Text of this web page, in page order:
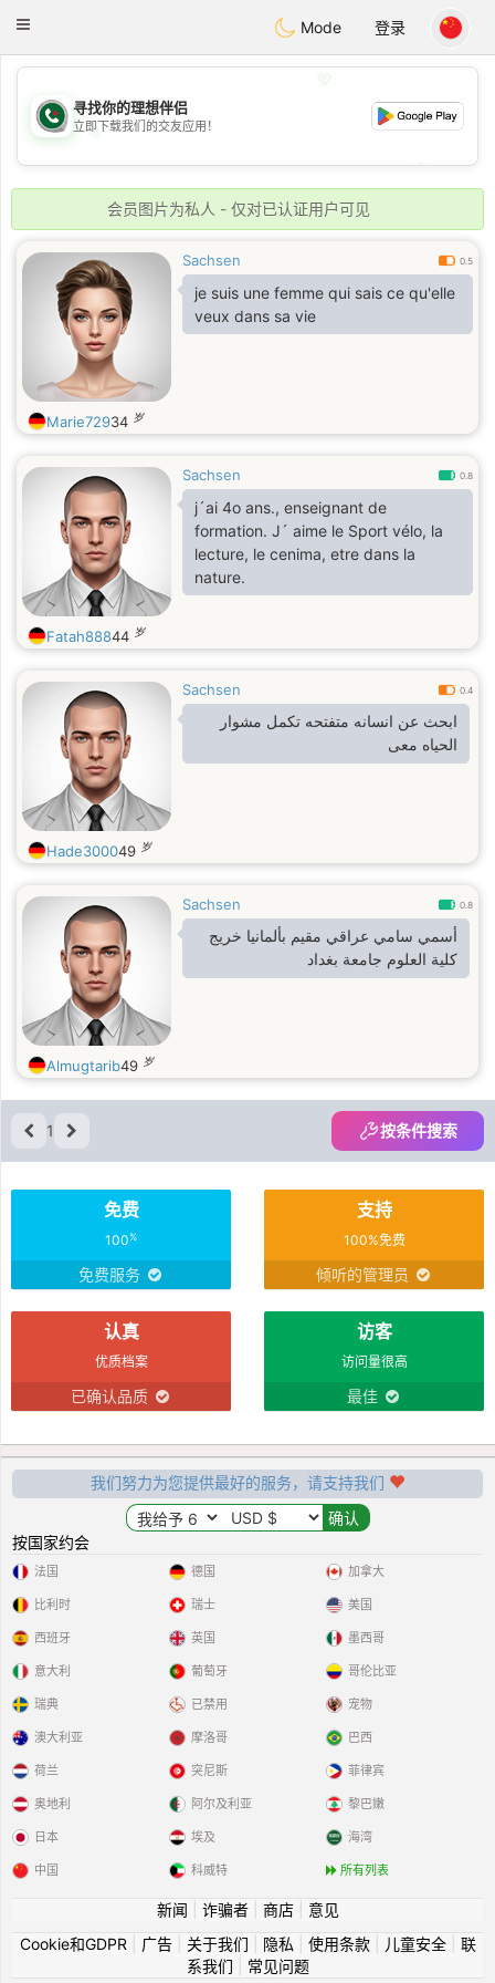
Weshrak
Toggle
Mode 登录
💖
💕
💕
寻找你的理想伴侣
立即下载我们的交友应用！
会员图片为私人 - 仅对已认证用户可见
Sachsen 0.5
je suis une femme qui sais ce qu'elle
veux dans sa vie
Marie72934 岁
Sachsen 0.8
j´ai 4o ans., enseignant de
formation. J´ aime le Sport vélo, la
lecture, le cenima, etre dans la
nature.
Fatah88844 岁
Sachsen 0.4
ابحث عن انسانه متفتحه تكمل مشوار
الحياه معى
Hade300049 岁
Sachsen 0.8
أسمي سامي عراقي مقيم بألمانيا خريج
كلية العلوم جامعة بغداد
Almugtarib49 岁
1 按条件搜索
免费
100%
免费服务
支持
100%免费
倾听的管理员
认真
优质档案
已确认品质
访客
访问量很高
最佳
我们努力为您提供最好的服务，请支持我们
按国家约会
法国
比利时
西班牙
意大利
瑞典
德国
瑞士
英国
葡萄牙
已禁用
加拿大
美国
墨西哥
哥伦比亚
宠物
澳大利亚
荷兰
奥地利
日本
中国
摩洛哥
突尼斯
阿尔及利亚
埃及
科威特
巴西
菲律宾
黎巴嫩
海湾
所有列表
新闻 诈骗者| 商店| 意见
Cookie和GDPR
广告| 关于我们 隐私 使用条款| 儿童安全| 联
系我们
常见问题